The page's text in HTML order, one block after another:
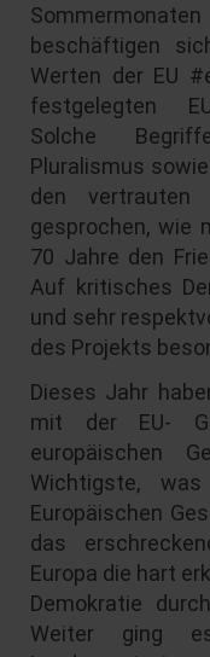
beschäftigen
Werten der EU
festgelegten
Solche
Pluralismus
den vertrauten
gesprochen, wie
70 Jahre den
Auf kritisches
und sehr
des Projekts
Dieses Jahr
mit der EU-
europäischen
Wichtigste,
Europäischen
das
Europa die hart
Demokratie
Weiter ging